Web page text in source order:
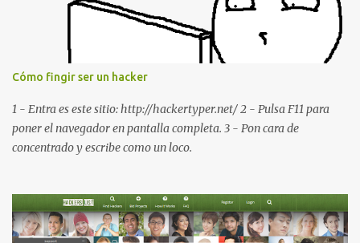
de software PDA y de firmware *#*#232337#*#* : Muestra la
dirección Bluetooth del smartphone *#*#232338#*#* : Muestra
la dirección MAC del la tarjeta WiFi del dispositivo *#*#2663#*#*
: Visualiza la versión de la pantalla táctil del smartphone
*#*#3264#*#* : Muestra que versión de memoria RAM está
disponible en el smartphone o la tablet *#*#34971539#*#* :
Visualiza la información detallada d...
Cómo fingir ser un hacker
1 - Entra es este sitio: http://hackertyper.net/ 2 - Pulsa F11 para
poner el navegador en pantalla completa. 3 - Pon cara de
concentrado y escribe como un loco.